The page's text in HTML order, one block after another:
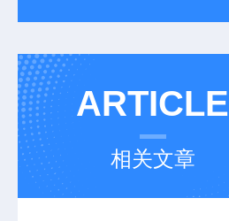
ARTICLE
相关文章